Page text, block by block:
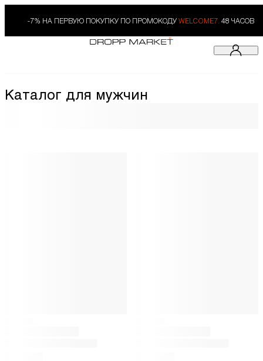
-7% НА ПЕРВУЮ ПОКУПКУ ПО ПРОМОКОДУ WELCOME7. 48 ЧАСОВ
Каталог для мужчин